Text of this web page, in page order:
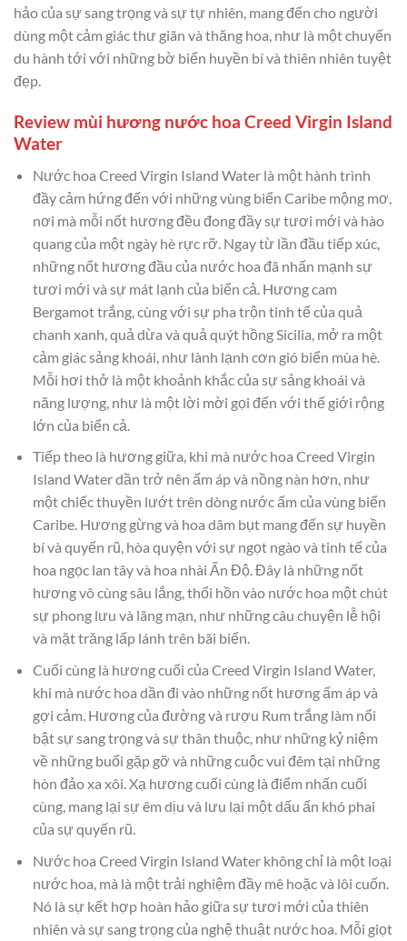
hảo của sự sang trọng và sự tự nhiên, mang đến cho người
dùng một cảm giác thư giãn và thăng hoa, như là một chuyến
du hành tới với những bờ biển huyền bí và thiên nhiên tuyệt
đẹp.
Review mùi hương nước hoa Creed Virgin Island
Water
Nước hoa Creed Virgin Island Water là một hành trình
đầy cảm hứng đến với những vùng biển Caribe mộng mơ,
nơi mà mỗi nốt hương đều đong đầy sự tươi mới và hào
quang của một ngày hè rực rỡ. Ngay từ lần đầu tiếp xúc,
những nốt hương đầu của nước hoa đã nhấn mạnh sự
tươi mới và sự mát lạnh của biển cả. Hương cam
Bergamot trắng, cùng với sự pha trộn tinh tế của quả
chanh xanh, quả dừa và quả quýt hồng Sicilia, mở ra một
cảm giác sảng khoái, như lành lạnh cơn gió biển mùa hè.
Mỗi hơi thở là một khoảnh khắc của sự sảng khoái và
năng lượng, như là một lời mời gọi đến với thế giới rộng
lớn của biển cả.
Tiếp theo là hương giữa, khi mà nước hoa Creed Virgin
Island Water dần trở nên ấm áp và nồng nàn hơn, như
một chiếc thuyền lướt trên dòng nước ấm của vùng biển
Caribe. Hương gừng và hoa dâm bụt mang đến sự huyền
bí và quyến rũ, hòa quyện với sự ngọt ngào và tinh tế của
hoa ngọc lan tây và hoa nhài Ấn Độ. Đây là những nốt
hương vô cùng sâu lắng, thổi hồn vào nước hoa một chút
sự phong lưu và lãng mạn, như những câu chuyện lễ hội
và mặt trăng lấp lánh trên bãi biển.
Cuối cùng là hương cuối của Creed Virgin Island Water,
khi mà nước hoa dần đi vào những nốt hương ấm áp và
gợi cảm. Hương của đường và rượu Rum trắng làm nổi
bật sự sang trọng và sự thân thuộc, như những kỷ niệm
về những buổi gặp gỡ và những cuộc vui đêm tại những
hòn đảo xa xôi. Xạ hương cuối cùng là điểm nhấn cuối
cùng, mang lại sự êm dịu và lưu lại một dấu ấn khó phai
của sự quyến rũ.
Nước hoa Creed Virgin Island Water không chỉ là một loại
nước hoa, mà là một trải nghiệm đầy mê hoặc và lôi cuốn.
Nó là sự kết hợp hoàn hảo giữa sự tươi mới của thiên
nhiên và sự sang trọng của nghệ thuật nước hoa. Mỗi giọt